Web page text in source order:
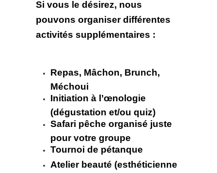
Si vous le désirez, nous
pouvons organiser différentes
activités supplémentaires :
Repas, Mâchon, Brunch,
Méchoui
Initiation à l’œnologie
(dégustation et/ou quiz)
Safari pêche organisé juste
pour votre groupe
Tournoi de pétanque
Atelier beauté (esthéticienne